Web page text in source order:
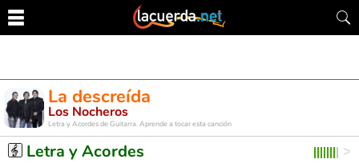
La descreída
Los Nocheros
Letra y Acordes de Guitarra. Aprende a tocar esta canción
Letra y Acordes